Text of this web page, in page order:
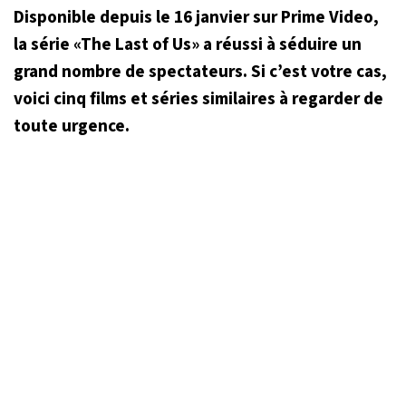
Disponible depuis le 16 janvier sur Prime Video,
la série «The Last of Us» a réussi à séduire un
grand nombre de spectateurs. Si c’est votre cas,
voici cinq films et séries similaires à regarder de
toute urgence.